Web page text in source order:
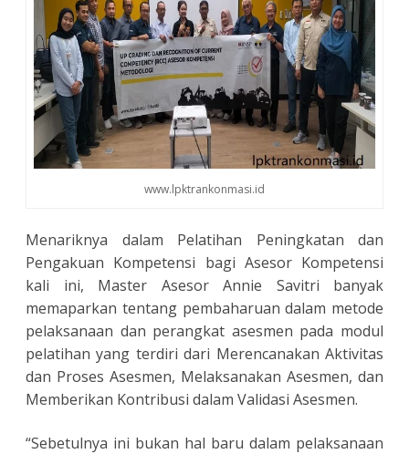
www.lpktrankonmasi.id
Menariknya dalam Pelatihan Peningkatan dan
Pengakuan Kompetensi bagi Asesor Kompetensi
kali ini, Master Asesor Annie Savitri banyak
memaparkan tentang pembaharuan dalam metode
pelaksanaan dan perangkat asesmen pada modul
pelatihan yang terdiri dari Merencanakan Aktivitas
dan Proses Asesmen, Melaksanakan Asesmen, dan
Memberikan Kontribusi dalam Validasi Asesmen.
“Sebetulnya ini bukan hal baru dalam pelaksanaan